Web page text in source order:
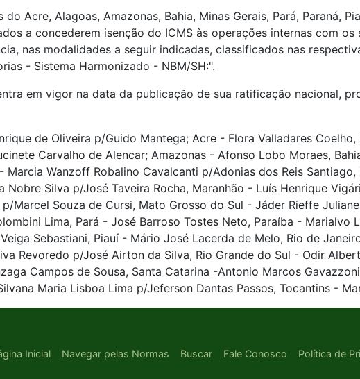
Acre, Alagoas, Amazonas, Bahia, Minas Gerais, Pará, Paraná,
a concederem isenção do ICMS às operações internas com
nas modalidades a seguir indicadas, classificados nas
- Sistema Harmonizado - NBM/SH:".
em vigor na data da publicação de sua ratificação nacional,
de Oliveira p/Guido Mantega; Acre - Flora Valladares
Carvalho de Alencar; Amazonas - Afonso Lobo Moraes,
Wanzoff Robalino Cavalcanti p/Adonias dos Reis
Nobre Silva p/José Taveira Rocha, Maranhão - Luís Henrique
Marcel Souza de Cursi, Mato Grosso do Sul - Jáder Rieffe
Lima, Pará - José Barroso Tostes Neto, Paraíba - Marialvo
Sebastiani, Piauí - Mário José Lacerda de Melo, Rio de
Revoredo p/José Airton da Silva, Rio Grande do Sul - Odir
Campos de Sousa, Santa Catarina -Antonio Marcos
Maria Lisboa Lima p/Jeferson Dantas Passos, Tocantins -
Inicial Navegar pelas Normas Buscar Fale Conosco Política de